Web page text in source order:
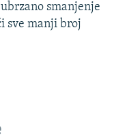
smanjenje
sve manji broj